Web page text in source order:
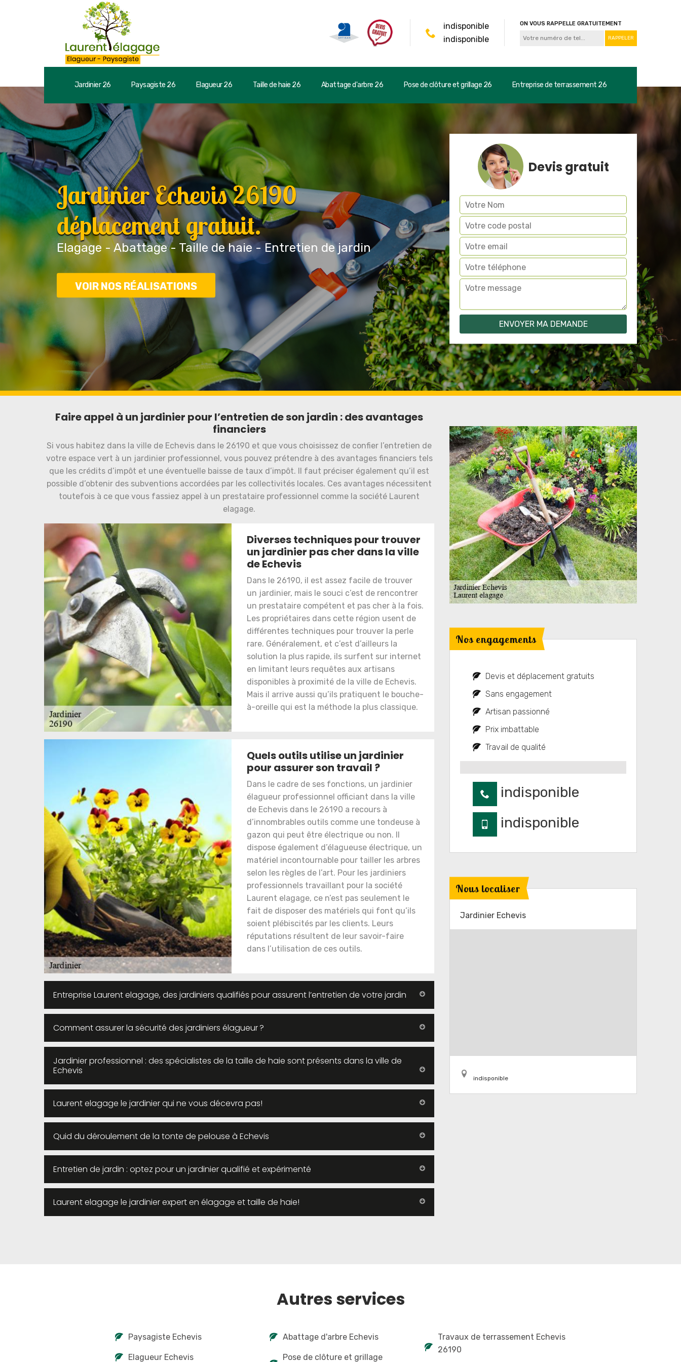
indisponible
indisponible
ON VOUS RAPPELLE GRATUITEMENT
Jardinier 26 Paysagiste 26 Elagueur 26 Taille de haie 26 Abattage d'arbre 26 Pose de clôture et grillage 26 Entreprise de terrassement 26
Jardinier Echevis 26190
déplacement gratuit.
Elagage - Abattage - Taille de haie - Entretien de jardin
VOIR NOS RÉALISATIONS
Devis gratuit
Faire appel à un jardinier pour l’entretien de son jardin : des avantages
financiers
Si vous habitez dans la ville de Echevis dans le 26190 et que vous choisissez de confier l’entretien de
votre espace vert à un jardinier professionnel, vous pouvez prétendre à des avantages financiers tels
que les crédits d’impôt et une éventuelle baisse de taux d’impôt. Il faut préciser également qu’il est
possible d’obtenir des subventions accordées par les collectivités locales. Ces avantages nécessitent
toutefois à ce que vous fassiez appel à un prestataire professionnel comme la société Laurent
elagage.
Diverses techniques pour trouver
un jardinier pas cher dans la ville
de Echevis
Dans le 26190, il est assez facile de trouver
un jardinier, mais le souci c’est de rencontrer
un prestataire compétent et pas cher à la fois.
Les propriétaires dans cette région usent de
différentes techniques pour trouver la perle
rare. Généralement, et c’est d’ailleurs la
solution la plus rapide, ils surfent sur internet
en limitant leurs requêtes aux artisans
disponibles à proximité de la ville de Echevis.
Mais il arrive aussi qu’ils pratiquent le bouche-
à-oreille qui est la méthode la plus classique.
Quels outils utilise un jardinier
pour assurer son travail ?
Dans le cadre de ses fonctions, un jardinier
élagueur professionnel officiant dans la ville
de Echevis dans le 26190 a recours à
d’innombrables outils comme une tondeuse à
gazon qui peut être électrique ou non. Il
dispose également d’élagueuse électrique, un
matériel incontournable pour tailler les arbres
selon les règles de l’art. Pour les jardiniers
professionnels travaillant pour la société
Laurent elagage, ce n’est pas seulement le
fait de disposer des matériels qui font qu’ils
soient plébiscités par les clients. Leurs
réputations résultent de leur savoir-faire
dans l’utilisation de ces outils.
Entreprise Laurent elagage, des jardiniers qualifiés pour assurent l’entretien de votre jardin
Comment assurer la sécurité des jardiniers élagueur ?
Jardinier professionnel : des spécialistes de la taille de haie sont présents dans la ville de
Echevis
Laurent elagage le jardinier qui ne vous décevra pas!
Quid du déroulement de la tonte de pelouse à Echevis
Entretien de jardin : optez pour un jardinier qualifié et expérimenté
Laurent elagage le jardinier expert en élagage et taille de haie!
Nos engagements
Devis et déplacement gratuits
Sans engagement
Artisan passionné
Prix imbattable
Travail de qualité
indisponible
indisponible
Nous localiser
Jardinier Echevis
indisponible
Autres services
Paysagiste Echevis
Elagueur Echevis
Abattage d'arbre Echevis
Pose de clôture et grillage
Travaux de terrassement Echevis
26190